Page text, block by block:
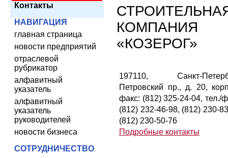
Контакты
НАВИГАЦИЯ
главная страница
новости предприятий
отраслевой
рубрикатор
алфавитный
указатель
алфавитный
указатель
руководителей
новости бизнеса
СОТРУДНИЧЕСТВО
КОМПАНИЯ
«КОЗЕРОГ»
197110, Санкт-
Петровский пр., д. 20,
факс: (812) 325-24-04, тел./
(812) 232-46-98, (812) 230-
(812) 230-50-76
Подробные контакты